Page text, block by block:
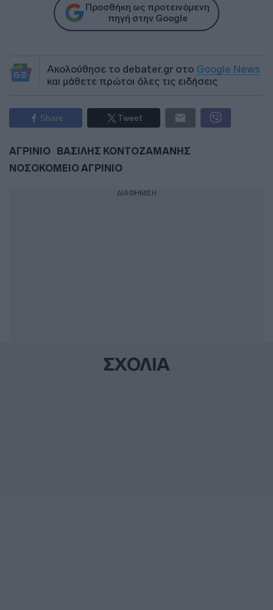
Προσθήκη ως προτεινόμενη
πηγή στην Google
Ακολούθησε το debater.gr στο Google News
και μάθετε πρώτοι όλες τις ειδήσεις
Share Tweet
ΑΓΡΙΝΙΟ
ΒΑΣΙΛΗΣ ΚΟΝΤΟΖΑΜΑΝΗΣ
ΝΟΣΟΚΟΜΕΙΟ ΑΓΡΙΝΙΟ
ΔΙΑΦΗΜΙΣΗ
ΣΧΟΛΙΑ